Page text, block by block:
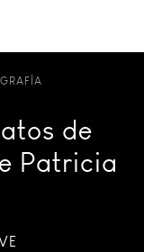
de
Patricia